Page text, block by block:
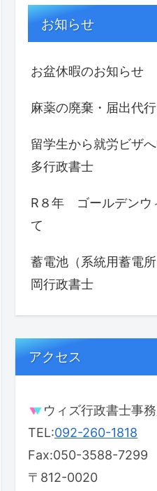
お知らせ
お盆休暇のお知らせ
麻薬の廃棄・届出代
留学生から就労ビザ
多行政書士
R８年 ゴールデンウ
て
蓄電池（系統用蓄電
岡行政書士
アクセス
ウィズ行政書士事
TEL:092-260-1818
Fax:050-3588-7299
〒812-0020